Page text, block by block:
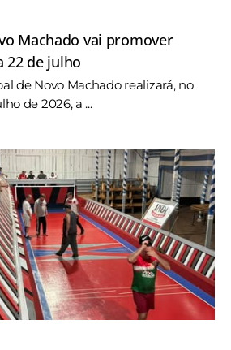
Machado vai promover
22 de julho
de Novo Machado realizará, no
de 2026, a ...